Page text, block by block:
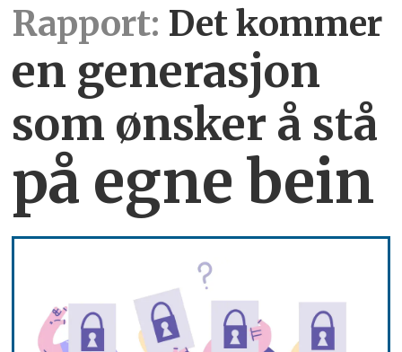
Rapport: Det kommer
en generasjon
som ønsker å stå
på egne bein